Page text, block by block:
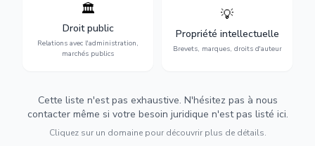
🏛️
Droit public
Relations avec l'administration,
marchés publics
Gestion de vos relations
avec l'administration :
marchés publics,
urbanisme et contentieux.
💡
Propriété intellectuelle
Brevets, marques, droits d'auteur
Protection de vos créations
d'auteur et lutte contre la
contrefaçon.
Cette liste n'est pas exhaustive. N'hésitez pas à nous
contacter même si votre besoin juridique n'est pas listé ici.
Cliquez sur un domaine pour découvrir plus de détails.